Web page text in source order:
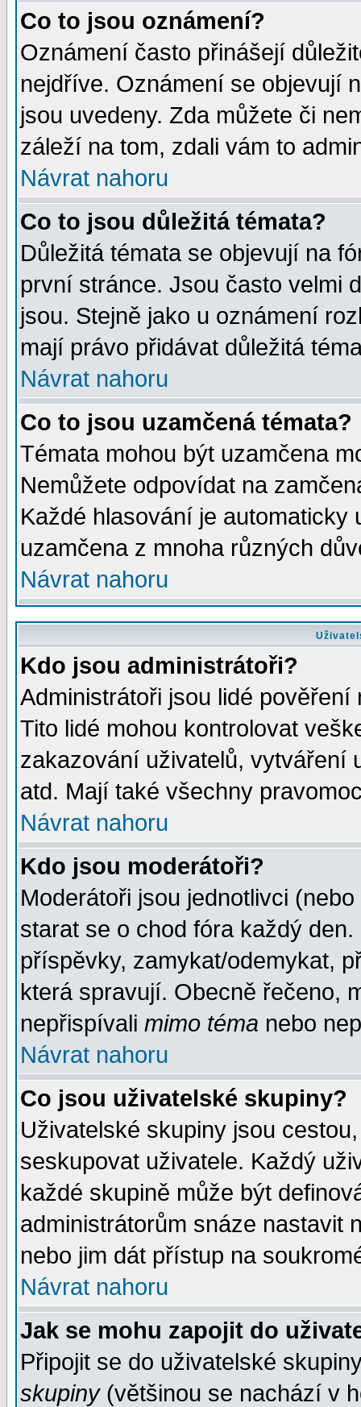
Co to jsou oznámení?
Oznámení často přinášejí
nejdříve. Oznámení se objevují
jsou uvedeny. Zda můžete či
záleží na tom, zdali vám to
Návrat nahoru
Co to jsou důležitá témata?
Důležitá témata se objevují na
první stránce. Jsou často velmi
jsou. Stejně jako u oznámení
mají právo přidávat důležitá
Návrat nahoru
Co to jsou uzamčená témata?
Témata mohou být uzamčena
Nemůžete odpovídat na
Každé hlasování je automaticky
uzamčena z mnoha různých
Návrat nahoru
Kdo jsou administrátoři?
Administrátoři jsou lidé
Tito lidé mohou kontrolovat
zakazování uživatelů, vytváření
atd. Mají také všechny
Návrat nahoru
Kdo jsou moderátoři?
Moderátoři jsou jednotlivci
starat se o chod fóra každý
příspěvky, zamykat/odemykat,
která spravují. Obecně řečeno,
nepřispívali mimo téma nebo
Návrat nahoru
Co jsou uživatelské skupiny?
Uživatelské skupiny jsou
seskupovat uživatele. Každý
každé skupině může být
administrátorům snáze nastavit
nebo jim dát přístup na
Návrat nahoru
Jak se mohu zapojit do
Připojit se do uživatelské
skupiny(většinou se nachází v